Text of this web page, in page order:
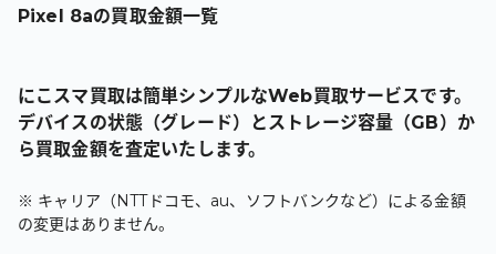
Pixel 8aの買取金額一覧
にこスマ買取は簡単シンプルなWeb買取サービスです。
デバイスの状態（グレード）とストレージ容量（GB）か
ら買取金額を査定いたします。
※ キャリア（NTTドコモ、au、ソフトバンクなど）による金額
の変更はありません。